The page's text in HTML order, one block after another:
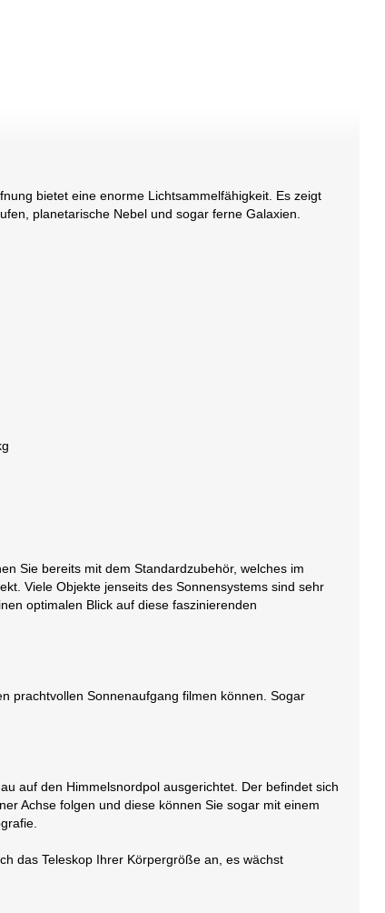
bietet eine enorme Lichtsammelfähigkeit. Es zeigt
planetarische Nebel und sogar ferne Galaxien.
Sie bereits mit dem Standardzubehör, welches im
Viele Objekte jenseits des Sonnensystems sind sehr
optimalen Blick auf diese faszinierenden
prachtvollen Sonnenaufgang filmen können. Sogar
auf den Himmelsnordpol ausgerichtet. Der befindet sich
Achse folgen und diese können Sie sogar mit einem
das Teleskop Ihrer Körpergröße an, es wächst